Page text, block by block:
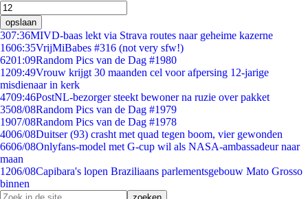
opslaan
307:36MIVD-baas lekt via Strava routes naar geheime kazerne
1606:35VrijMiBabes #316 (not very sfw!)
6201:09Random Pics van de Dag #1980
1209:49Vrouw krijgt 30 maanden cel voor afpersing 12-jarige
misdienaar in kerk
4709:46PostNL-bezorger steekt bewoner na ruzie over pakket
3508/08Random Pics van de Dag #1979
1907/08Random Pics van de Dag #1978
4006/08Duitser (93) crasht met quad tegen boom, vier gewonden
6606/08Onlyfans-model met G-cup wil als NASA-ambassadeur naar
maan
1206/08Capibara's lopen Braziliaans parlementsgebouw Mato Grosso
binnen